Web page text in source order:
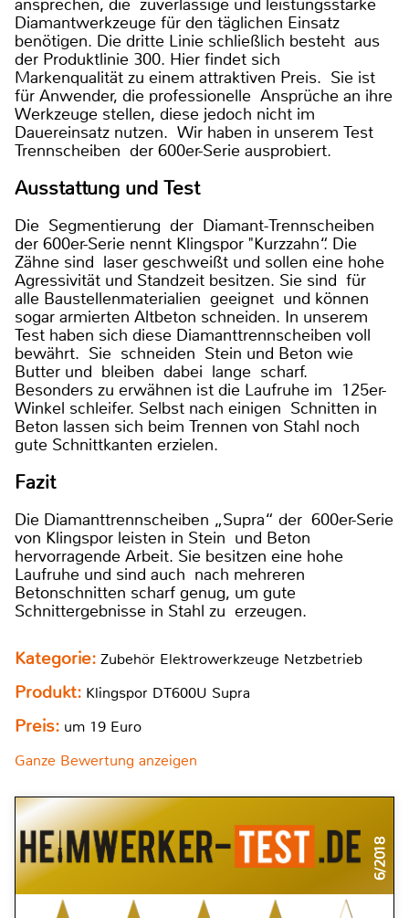
ansprechen, die zuverlässige und leistungsstarke
Diamantwerkzeuge für den täglichen Einsatz
benötigen. Die dritte Linie schließlich besteht aus
der Produktlinie 300. Hier findet sich
Markenqualität zu einem attraktiven Preis. Sie ist
für Anwender, die professionelle Ansprüche an ihre
Werkzeuge stellen, diese jedoch nicht im
Dauereinsatz nutzen. Wir haben in unserem Test
Trennscheiben der 600er-Serie ausprobiert.
Ausstattung und Test
Die Segmentierung der Diamant-Trennscheiben
der 600er-Serie nennt Klingspor "Kurzzahn“. Die
Zähne sind laser geschweißt und sollen eine hohe
Agressivität und Standzeit besitzen. Sie sind für
alle Baustellenmaterialien geeignet und können
sogar armierten Altbeton schneiden. In unserem
Test haben sich diese Diamanttrennscheiben voll
bewährt. Sie schneiden Stein und Beton wie
Butter und bleiben dabei lange scharf.
Besonders zu erwähnen ist die Laufruhe im 125er-
Winkel schleifer. Selbst nach einigen Schnitten in
Beton lassen sich beim Trennen von Stahl noch
gute Schnittkanten erzielen.
Fazit
Die Diamanttrennscheiben „Supra“ der 600er-Serie
von Klingspor leisten in Stein und Beton
hervorragende Arbeit. Sie besitzen eine hohe
Laufruhe und sind auch nach mehreren
Betonschnitten scharf genug, um gute
Schnittergebnisse in Stahl zu erzeugen.
Kategorie: Zubehör Elektrowerkzeuge Netzbetrieb
Produkt: Klingspor DT600U Supra
Preis: um 19 Euro
Ganze Bewertung anzeigen
6/2018